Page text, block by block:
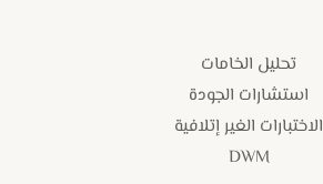
تحليل الخامات
استشارات الجودة
الاختبارات الغير إتلافية
DWM